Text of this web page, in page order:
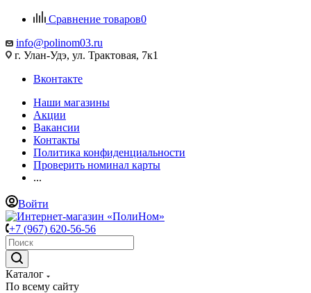
Сравнение товаров0
info@polinom03.ru
г. Улан-Удэ, ул. Трактовая, 7к1
Вконтакте
Наши магазины
Акции
Вакансии
Контакты
Политика конфиденциальности
Проверить номинал карты
...
Войти
+7 (967) 620-56-56
Каталог
По всему сайту